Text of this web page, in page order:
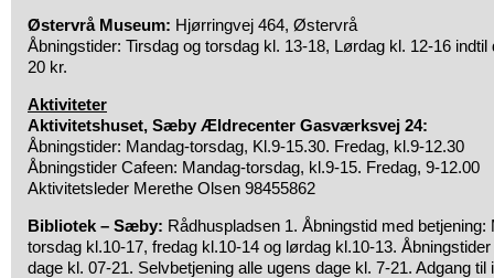
Østervrå Museum: Hjørringvej 464, Østervrå
Åbningstider: Tirsdag og torsdag kl. 13-18, Lørdag kl. 12-16
20 kr.
Aktiviteter
Aktivitetshuset, Sæby Ældrecenter Gasværksvej 24:
Åbningstider: Mandag-torsdag, Kl.9-15.30. Fredag, kl.9-12.30
Åbningstider Cafeen: Mandag-torsdag, kl.9-15. Fredag, 9-12.00
Aktivitetsleder Merethe Olsen 98455862
Bibliotek – Sæby: Rådhuspladsen 1. Åbningstid med betjening:
torsdag kl.10-17, fredag kl.10-14 og lørdag kl.10-13.
dage kl. 07-21. Selvbetjening alle ugens dage kl. 7-21. Adgang til